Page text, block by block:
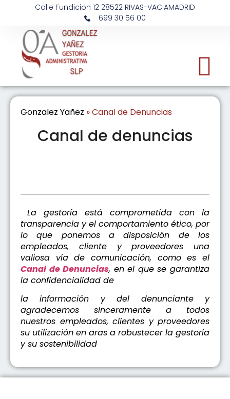
Calle Fundicion 12 28522 RIVAS-VACIAMADRID
699 30 56 00
Gonzalez Yañez »Canal de Denuncias
Canal de denuncias
La gestoría está comprometida con la
transparencia y el comportamiento ético, por
lo que ponemos a disposición de los
empleados, cliente y proveedores una
valiosa vía de comunicación, como es el
Canal de Denuncias, en el que se garantiza
la confidencialidad de
la información y del denunciante y
agradecemos sinceramente a todos
nuestros empleados, clientes y proveedores
su utilización en aras a robustecer la gestoría
y su sostenibilidad